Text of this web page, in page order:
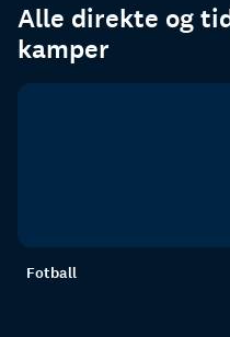
Alle direkte og
kamper
Fotball